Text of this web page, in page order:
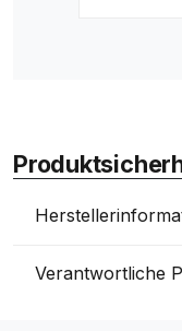
Verantwortliche